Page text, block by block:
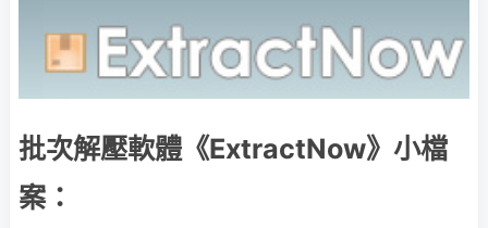
批次解壓軟體《ExtractNow》小檔
案：